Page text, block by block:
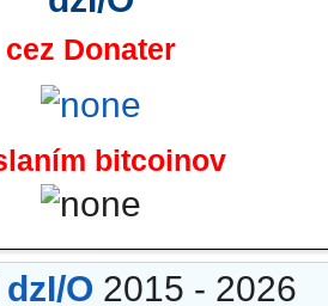
cez Donater
bitcoinov
dzI/O 2015 - 2026